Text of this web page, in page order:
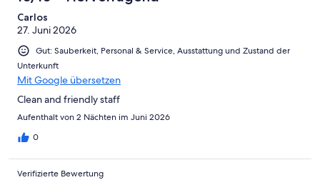
Carlos
27. Juni 2026
Gut: Sauberkeit, Personal & Service, Ausstattung und Zustand der
Unterkunft
Mit Google übersetzen
Clean and friendly staff
Aufenthalt von 2 Nächten im Juni 2026
0
Verifizierte Bewertung